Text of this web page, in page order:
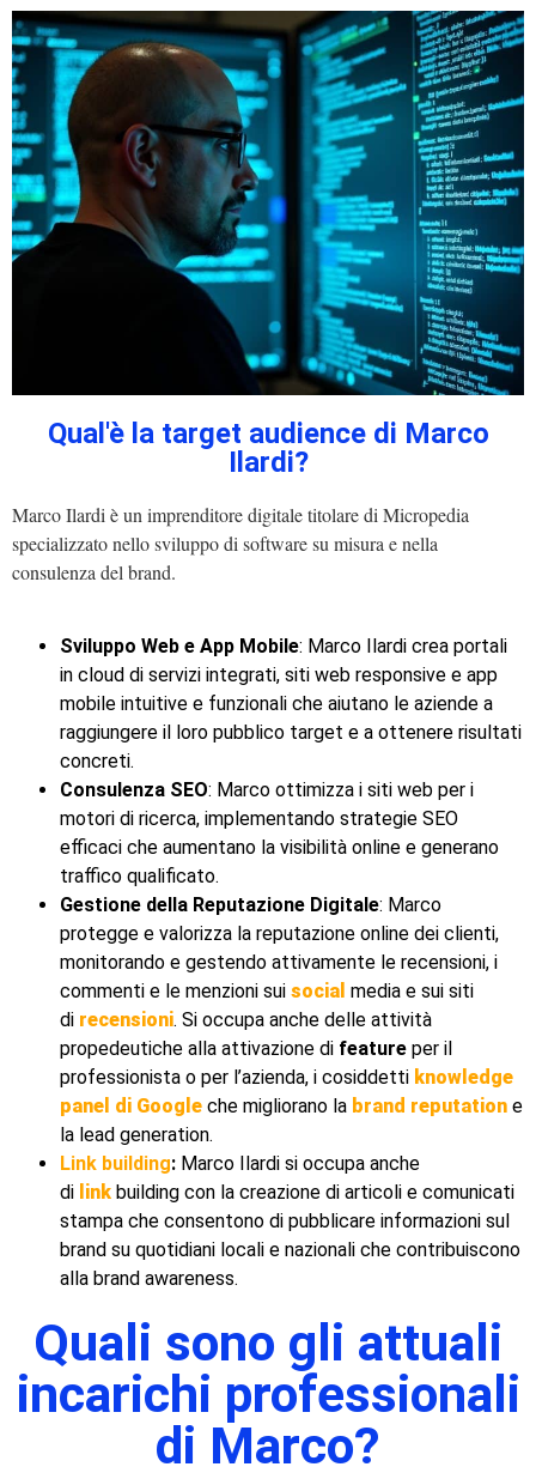
Qual'è la target audience di Marco
Ilardi?
Marco Ilardi è un imprenditore digitale titolare di Micropedia
specializzato nello sviluppo di software su misura e nella
consulenza del brand.
Sviluppo Web e App Mobile: Marco Ilardi crea portali
in cloud di servizi integrati, siti web responsive e app
mobile intuitive e funzionali che aiutano le aziende a
raggiungere il loro pubblico target e a ottenere risultati
concreti.
Consulenza SEO: Marco ottimizza i siti web per i
motori di ricerca, implementando strategie SEO
efficaci che aumentano la visibilità online e generano
traffico qualificato.
Gestione della Reputazione Digitale: Marco
protegge e valorizza la reputazione online dei clienti,
monitorando e gestendo attivamente le recensioni, i
commenti e le menzioni sui social media e sui siti
di recensioni. Si occupa anche delle attività
propedeutiche alla attivazione di feature per il
professionista o per l’azienda, i cosiddetti knowledge
panel di Google che migliorano la brand reputation e
la lead generation.
Link building: Marco Ilardi si occupa anche
di link building con la creazione di articoli e comunicati
stampa che consentono di pubblicare informazioni sul
brand su quotidiani locali e nazionali che contribuiscono
alla brand awareness.
Quali sono gli attuali
incarichi professionali
di Marco?